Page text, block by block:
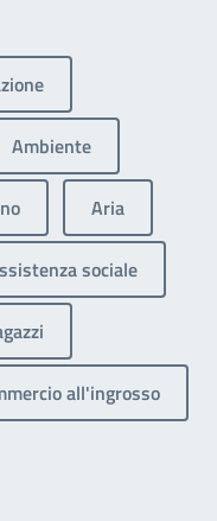
Ambiente
Aria
sociale
all'ingrosso